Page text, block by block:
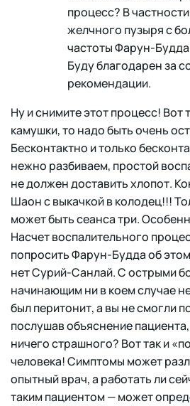
процесс? В
желчного пузыря с
частоты Фарун-
Буду благодарен за
рекомендации.
Ну и снимите этот процесс! Вот
камушки, то надо быть очень
Бесконтактно и только
нежно разбиваем, простой
не должен доставить хлопот.
Шаон с выкачкой в колодец!!!
может быть сеанса три.
Насчет воспалительного
попросить Фарун-Будда об
нет Сурий-Санлай. С острыми
начинающим ни в коем случае
был перитонит, а вы не смогли
послушав объяснение
ничего страшного? Вот так и
человека! Симптомы может
опытный врач, а работать ли
таким пациентом — может